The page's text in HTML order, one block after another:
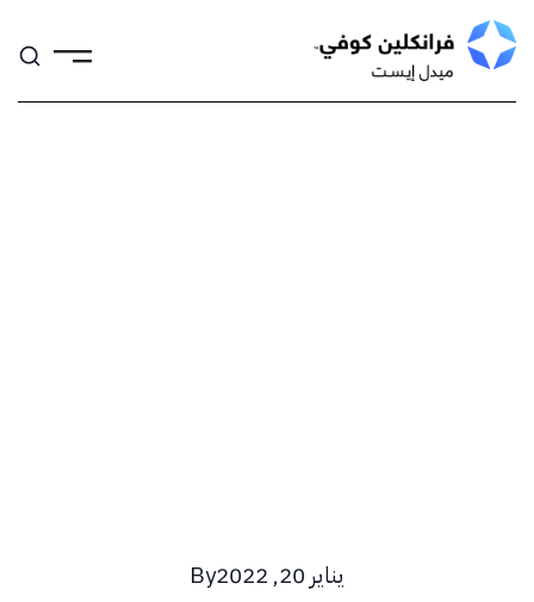
Skip
to
content
يناير 20, 2022 By